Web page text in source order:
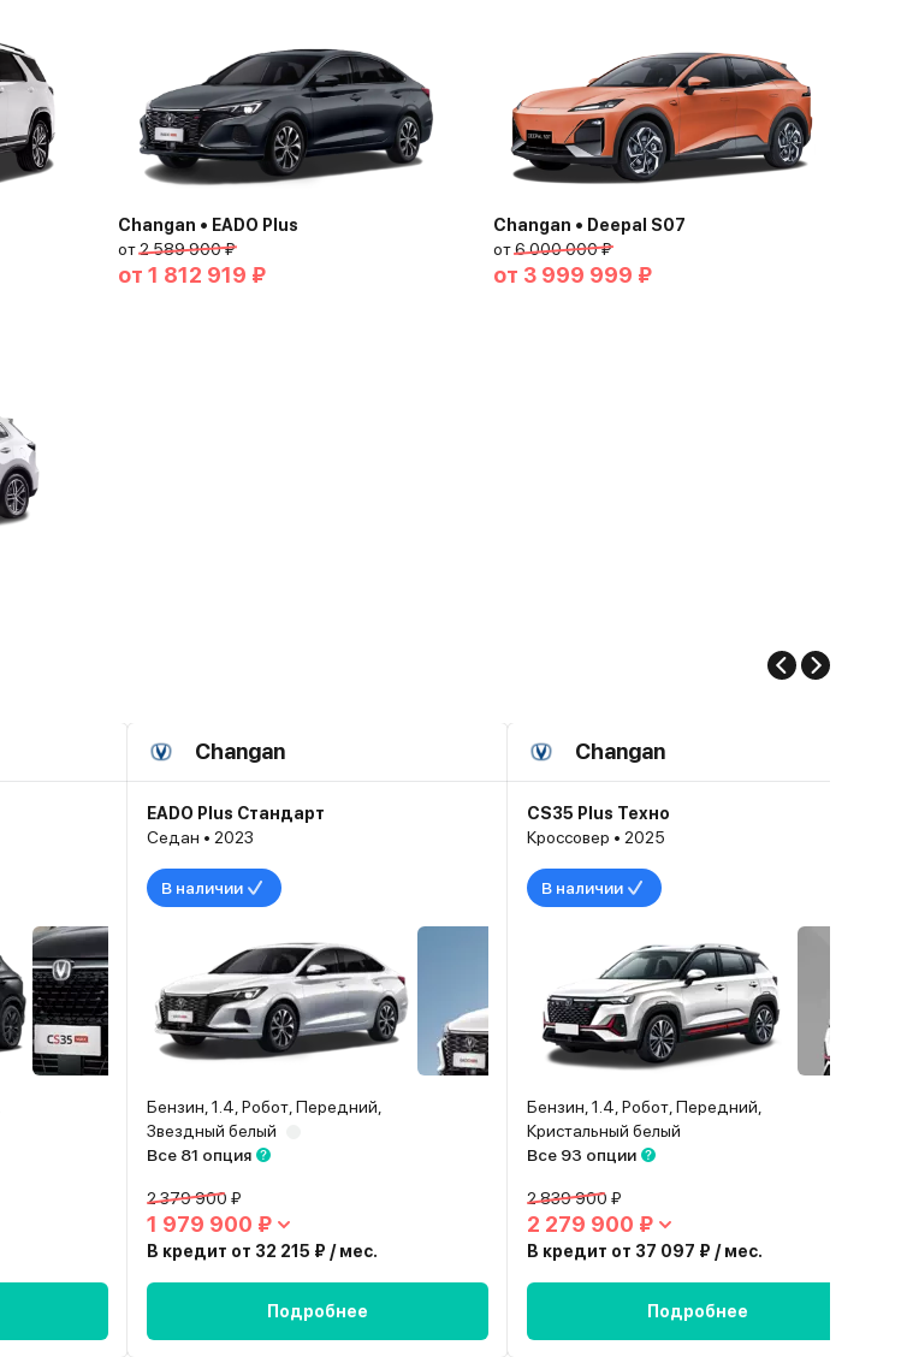
Changan • EADO Plus
от2 589 900 ₽
от 1 812 919 ₽
Changan • Deepal S07
от6 000 000 ₽
от 3 999 999 ₽
Changan
EADO Plus Стандарт
Седан • 2023
В наличии
Бензин, 1.4, Робот, Передний,
Звездный белый
Все 81 опция
2 379 900 ₽
1 979 900 ₽
В кредит от 32 215 ₽ / мес.
Подробнее
Changan
CS35 Plus Техно
Кроссовер • 2025
В наличии
Бензин, 1.4, Робот, Передний,
Кристальный белый
Все 93 опции
2 839 900 ₽
2 279 900 ₽
В кредит от 37 097 ₽ / мес.
Подробнее